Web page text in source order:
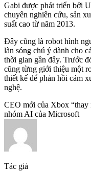
Gabi được phát triển bởi
chuyên nghiên cứu, sản
suất cao từ năm 2013.
Đây cũng là robot hình
làn sóng chú ý dành cho
thời gian gần đây. Trước
cũng từng giới thiệu một
thiết kế để phản hồi cảm
nghệ.
CEO mới của Xbox “thay
nhóm AI của Microsoft
Tác giả